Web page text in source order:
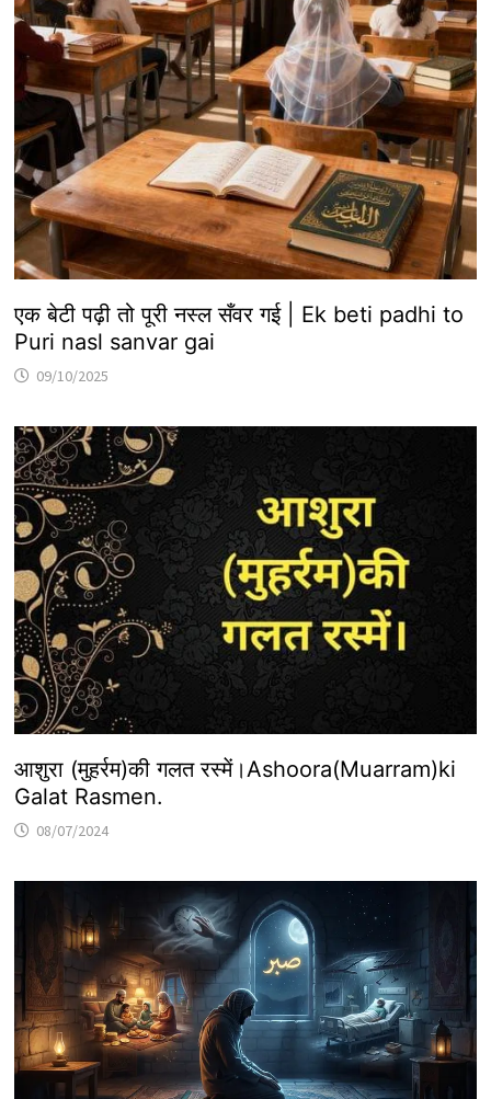
एक बेटी पढ़ी तो पूरी नस्ल सँवर गई | Ek beti padhi to
Puri nasl sanvar gai
09/10/2025
आशुरा (मुहर्रम)की गलत रस्में।Ashoora(Muarram)ki
Galat Rasmen.
08/07/2024